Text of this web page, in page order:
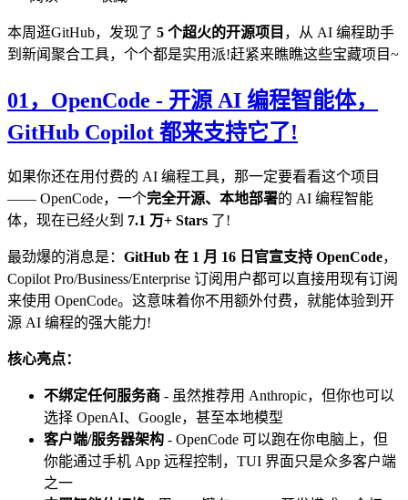
本周逛GitHub，发现了 5 个超火的开源项目 ，从 AI 编程助手
到新闻聚合工具，个个都是实用派!赶紧来瞧瞧这些宝藏项目~
01， OpenCode - 开源 AI 编程智能体，
GitHub Copilot 都来支持它了!
如果你还在用付费的 AI 编程工具，那一定要看看这个项目
—— OpenCode，一个完全开源、本地部署的 AI 编程智能
体，现在已经火到 7.1 万+ Stars 了!
最劲爆的消息是： GitHub 在 1 月 16 日官宣支持 OpenCode，
Copilot Pro/Business/Enterprise 订阅用户都可以直接用现有订阅
来使用 OpenCode。这意味着你不用额外付费，就能体验到开
源 AI 编程的强大能力!
核心亮点：
不绑定任何服务商 - 虽然推荐用 Anthropic，但你也可以
选择 OpenAI、Google，甚至本地模型
客户端/服务器架构 - OpenCode 可以跑在你电脑上，但
你能通过手机 App 远程控制，TUI 界面只是众多客户端
之一